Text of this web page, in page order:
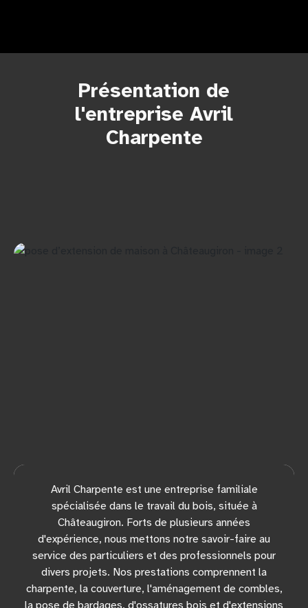
Présentation de
l'entreprise Avril
Charpente
Avril Charpente est une entreprise familiale
spécialisée dans le travail du bois, située à
Châteaugiron. Forts de plusieurs années
d'expérience, nous mettons notre savoir-faire au
service des particuliers et des professionnels pour
divers projets. Nos prestations comprennent la
charpente, la couverture, l'aménagement de combles,
la pose de bardages, d'ossatures bois et d'extensions